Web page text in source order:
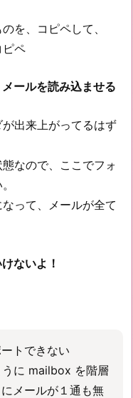
を、コピペして、
ピペ
ールを読み込ませる
出来上がってるはず
なので、ここでフォ
って、メールが全て
ないよ！
トできない
に mailbox を階層
メールが１通も無